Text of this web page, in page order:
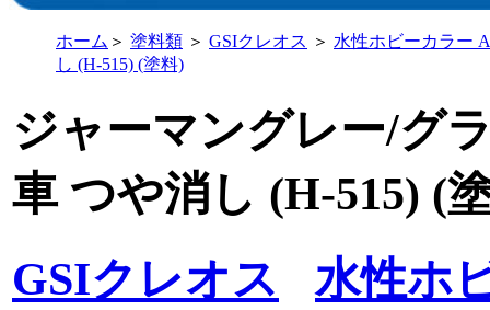
ホーム ＞ 塗料類 ＞ GSIクレオス ＞ 水性ホビーカラー
し (H-515) (塗料)
ジャーマングレー/グ
車 つや消し (H-515) (
GSIクレオス
水性ホ